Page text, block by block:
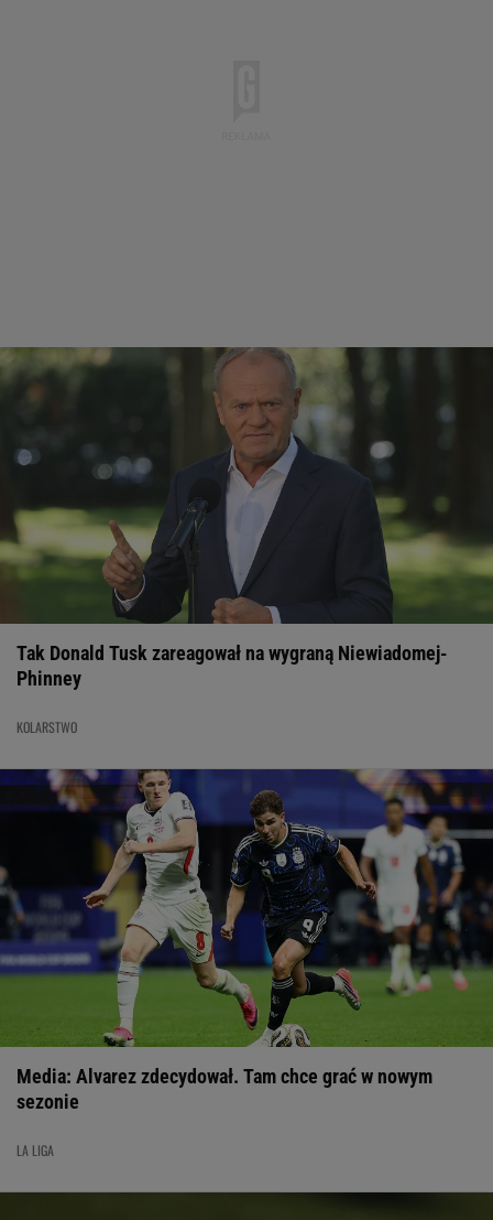
Tak Donald Tusk zareagował na wygraną Niewiadomej-
Phinney
KOLARSTWO
Media: Alvarez zdecydował. Tam chce grać w nowym
sezonie
LA LIGA